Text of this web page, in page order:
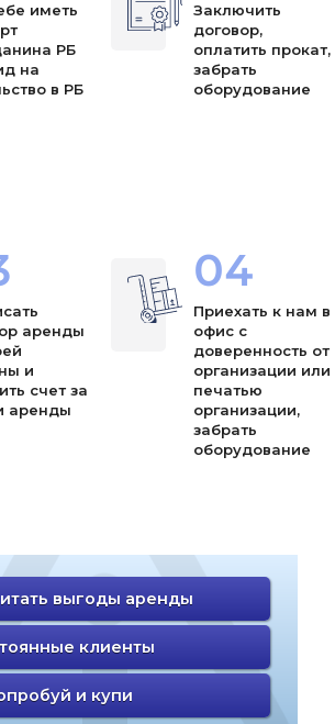
иметь
РБ
на
в РБ
Заключить
договор,
оплатить прокат,
забрать
оборудование
аренды
и
счет за
аренды
04
Приехать к нам в
офис с
доверенность от
организации или
печатью
организации,
забрать
оборудование
выгоды аренды
клиенты
и купи